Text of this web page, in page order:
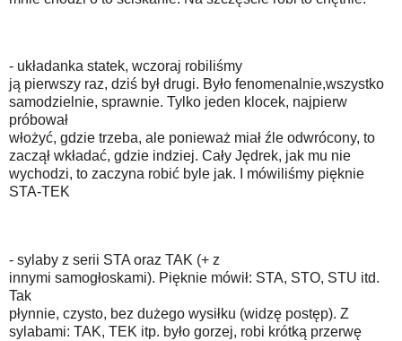
- układanka statek, wczoraj robiliśmy
ją pierwszy raz, dziś był drugi. Było fenomenalnie,wszystko
samodzielnie, sprawnie. Tylko jeden klocek, najpierw
próbował
włożyć, gdzie trzeba, ale ponieważ miał źle odwrócony, to
zaczął wkładać, gdzie indziej. Cały Jędrek, jak mu nie
wychodzi, to zaczyna robić byle jak. I mówiliśmy pięknie
STA-TEK
- sylaby z serii STA oraz TAK (+ z
innymi samogłoskami). Pięknie mówił: STA, STO, STU itd.
Tak
płynnie, czysto, bez dużego wysiłku (widzę postęp). Z
sylabami: TAK, TEK itp. było gorzej, robi krótką przerwę